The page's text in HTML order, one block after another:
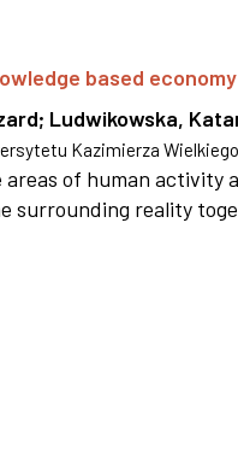
based
; Ludwikowska,
Kazimierza Wielkiego
of human activity
surrounding reality